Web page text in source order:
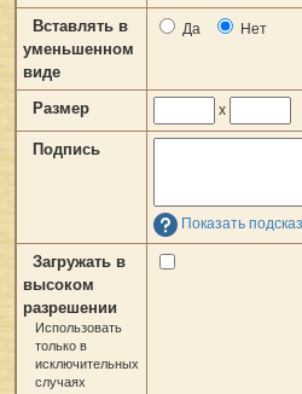
Вставлять в
уменьшенном
виде
Да Нет
Размер x
Подпись
Показать
Загружать в
высоком
разрешении
Использовать
только в
исключительных
случаях